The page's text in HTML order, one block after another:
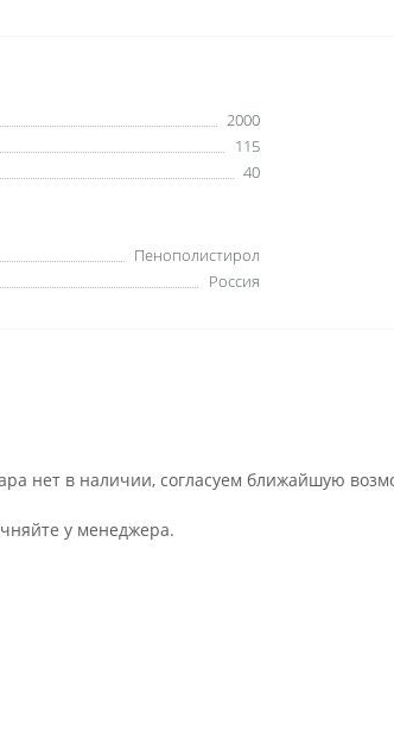
2000
115
40
Пенополистирол
Россия
нет в наличии, согласуем ближайшую
у менеджера.